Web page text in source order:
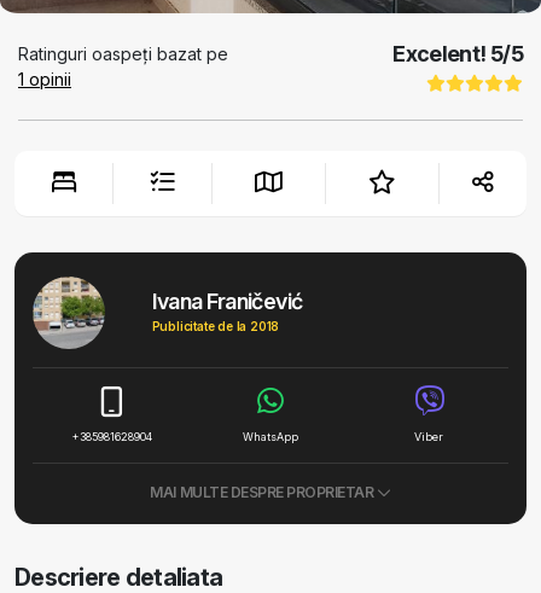
Ratinguri oaspeți bazat pe
1 opinii
Excelent! 5/5
Ivana Franičević
Publicitate de la 2018
+385981628904 WhatsApp Viber
MAI MULTE DESPRE PROPRIETAR
Descriere detaliata